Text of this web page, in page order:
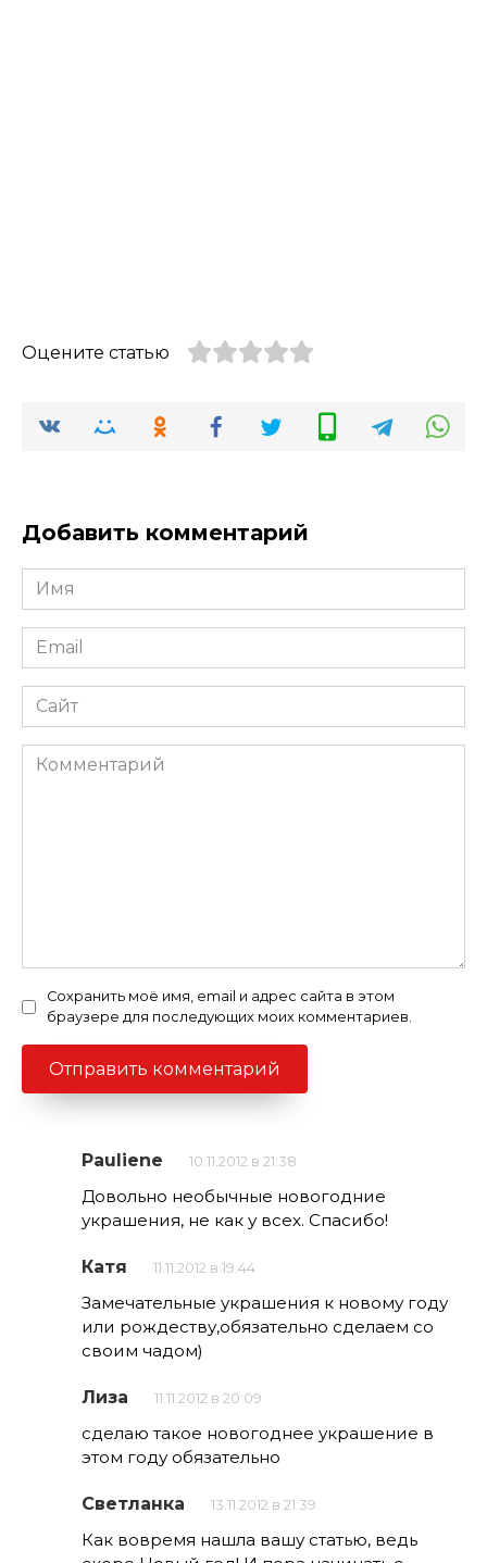
Оцените статью
Добавить комментарий
Имя
*
Email
*
Сайт
Комментарий
Сохранить моё имя, email и адрес сайта в этом
браузере для последующих моих комментариев.
Pauliene 10.11.2012 в 21:38
Довольно необычные новогодние
украшения, не как у всех. Спасибо!
Катя 11.11.2012 в 19:44
Замечательные украшения к новому году
или рождеству,обязательно сделаем со
своим чадом)
Лиза 11.11.2012 в 20:09
сделаю такое новогоднее украшение в
этом году обязательно
Светланка 13.11.2012 в 21:39
Как вовремя нашла вашу статью, ведь